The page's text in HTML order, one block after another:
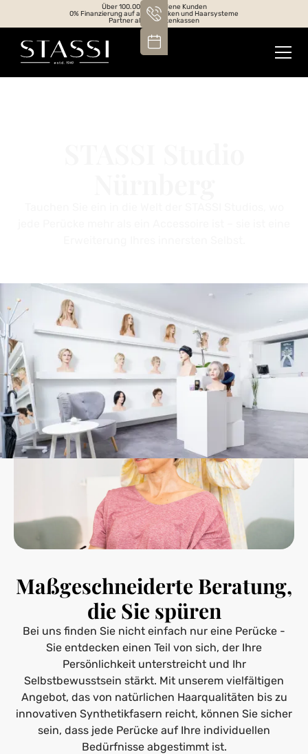
Über 100.000 zufriedene Kunden
0% Finanzierung auf alle Perücken und Haarsysteme
Partner aller Krankenkassen
Maßgeschneiderte Beratung,
die Sie spüren
Bei uns finden Sie nicht einfach nur eine Perücke -
Sie entdecken einen Teil von sich, der Ihre
Persönlichkeit unterstreicht und Ihr
Selbstbewusstsein stärkt. Mit unserem vielfältigen
Angebot, das von natürlichen Haarqualitäten bis zu
innovativen Synthetikfasern reicht, können Sie sicher
sein, dass jede Perücke auf Ihre individuellen
Bedürfnisse abgestimmt ist.